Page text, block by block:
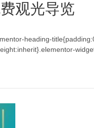
观光导览
heading-